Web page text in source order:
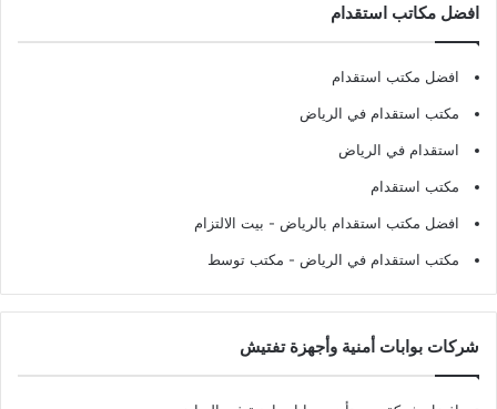
افضل مكاتب استقدام
افضل مكتب استقدام
مكتب استقدام في الرياض
استقدام في الرياض
مكتب استقدام
افضل مكتب استقدام بالرياض - بيت الالتزام
مكتب استقدام في الرياض - مكتب توسط
شركات بوابات أمنية وأجهزة تفتيش